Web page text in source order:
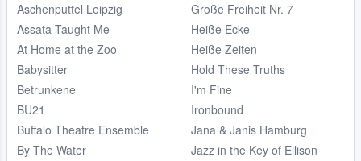
Aschenputtel Leipzig
Assata Taught Me
At Home at the Zoo
Babysitter
Betrunkene
BU21
Buffalo Theatre Ensemble
By The Water
Große Freiheit Nr. 7
Heiße Ecke
Heiße Zeiten
Hold These Truths
I'm Fine
Ironbound
Jana & Janis Hamburg
Jazz in the Key of Ellison